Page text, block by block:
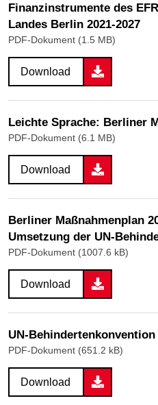
Finanzinstrumente des
Landes Berlin 2021-2027
PDF-Dokument (1.5 MB)
Download
Leichte Sprache: Berliner
PDF-Dokument (6.1 MB)
Download
Berliner Maßnahmenplan
Umsetzung der UN-
PDF-Dokument (1007.6 kB)
Download
UN-Behindertenkonvention
PDF-Dokument (651.2 kB)
Download